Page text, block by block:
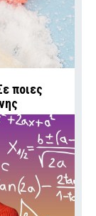
ποιες